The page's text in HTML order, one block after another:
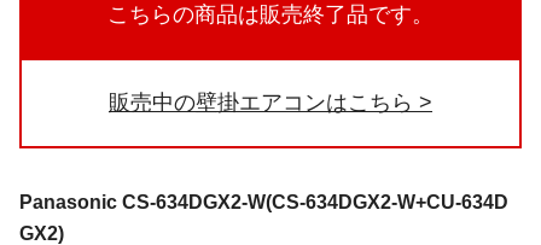
こちらの商品は販売終了品です。
販売中の壁掛エアコンはこちら
Panasonic CS-634DGX2-W(CS-634DGX2-W+CU-634D
GX2)